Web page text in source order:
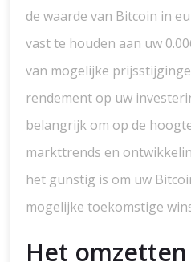
de waarde van Bitcoin in
vast te houden aan uw
van mogelijke
rendement op uw
belangrijk om op de
markttrends en
het gunstig is om uw
mogelijke toekomstige
Het omzetten